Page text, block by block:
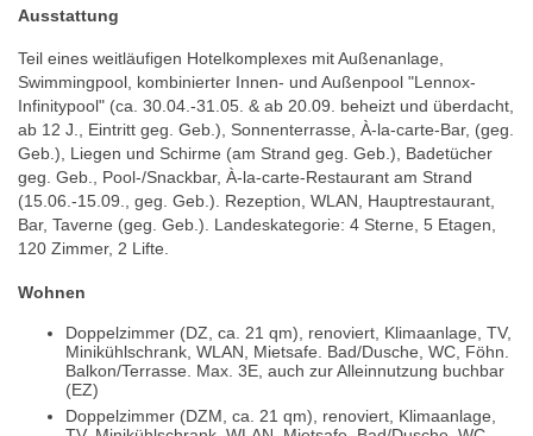
Ausstattung
Teil eines weitläufigen Hotelkomplexes mit Außenanlage,
Swimmingpool, kombinierter Innen- und Außenpool "Lennox-
Infinitypool" (ca. 30.04.-31.05. & ab 20.09. beheizt und überdacht,
ab 12 J., Eintritt geg. Geb.), Sonnenterrasse, À-la-carte-Bar, (geg.
Geb.), Liegen und Schirme (am Strand geg. Geb.), Badetücher
geg. Geb., Pool-/Snackbar, À-la-carte-Restaurant am Strand
(15.06.-15.09., geg. Geb.). Rezeption, WLAN, Hauptrestaurant,
Bar, Taverne (geg. Geb.). Landeskategorie: 4 Sterne, 5 Etagen,
120 Zimmer, 2 Lifte.
Wohnen
Doppelzimmer (DZ, ca. 21 qm), renoviert, Klimaanlage, TV,
Minikühlschrank, WLAN, Mietsafe. Bad/Dusche, WC, Föhn.
Balkon/Terrasse. Max. 3E, auch zur Alleinnutzung buchbar
(EZ)
Doppelzimmer (DZM, ca. 21 qm), renoviert, Klimaanlage,